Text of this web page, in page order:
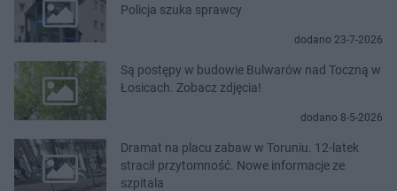
Policja szuka sprawcy
dodano 23-7-2026
Są postępy w budowie Bulwarów nad Toczną w
Łosicach. Zobacz zdjęcia!
dodano 8-5-2026
Dramat na placu zabaw w Toruniu. 12-latek
stracił przytomność. Nowe informacje ze
szpitala